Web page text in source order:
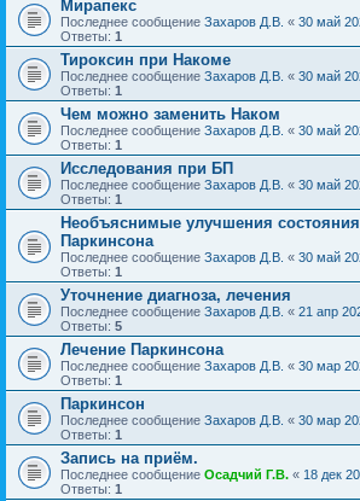
Мирапекс
Последнее сообщение Захаров Д.В. « 30 май
Ответы: 1
Тироксин при Накоме
Последнее сообщение Захаров Д.В. « 30 май
Ответы: 1
Чем можно заменить Наком
Последнее сообщение Захаров Д.В. « 30 май
Ответы: 1
Исследования при БП
Последнее сообщение Захаров Д.В. « 30 май
Ответы: 1
Необъяснимые улучшения
Паркинсона
Последнее сообщение Захаров Д.В. « 30 май
Ответы: 1
Уточнение диагноза, лечения
Последнее сообщение Захаров Д.В. « 21 апр
Ответы: 5
Лечение Паркинсона
Последнее сообщение Захаров Д.В. « 30 мар
Ответы: 1
Паркинсон
Последнее сообщение Захаров Д.В. « 30 мар
Ответы: 1
Запись на приём.
Последнее сообщение Осадчий Г.В. « 18 дек
Ответы: 1